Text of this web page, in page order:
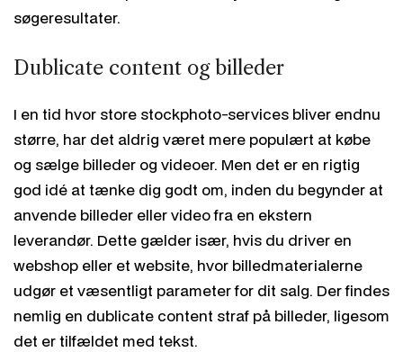
søgeresultater.
Dublicate content og billeder
I en tid hvor store stockphoto-services bliver endnu
større, har det aldrig været mere populært at købe
og sælge billeder og videoer. Men det er en rigtig
god idé at tænke dig godt om, inden du begynder at
anvende billeder eller video fra en ekstern
leverandør. Dette gælder især, hvis du driver en
webshop eller et website, hvor billedmaterialerne
udgør et væsentligt parameter for dit salg. Der findes
nemlig en dublicate content straf på billeder, ligesom
det er tilfældet med tekst.